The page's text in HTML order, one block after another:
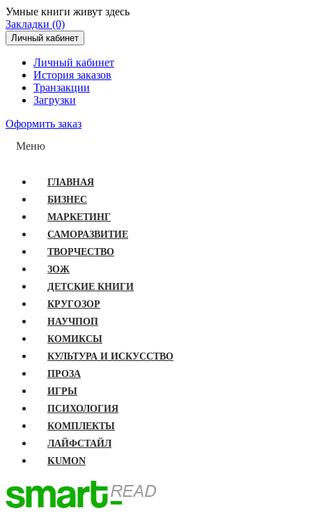
Умные книги живут здесь
Закладки (0)
Личный кабинет
Личный кабинет
История заказов
Транзакции
Загрузки
Оформить заказ
Меню
ГЛАВНАЯ
БИЗНЕС
МАРКЕТИНГ
САМОРАЗВИТИЕ
ТВОРЧЕСТВО
ЗОЖ
ДЕТСКИЕ КНИГИ
КРУГОЗОР
НАУЧПОП
КОМИКСЫ
КУЛЬТУРА И ИСКУССТВО
ПРОЗА
ИГРЫ
ПСИХОЛОГИЯ
КОМПЛЕКТЫ
ЛАЙФСТАЙЛ
KUMON